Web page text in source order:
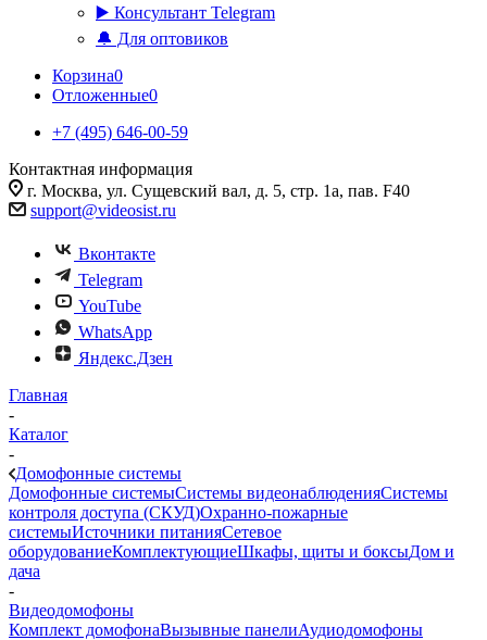
▶️ Консультант Telegram
🔔 Для оптовиков
Корзина0
Отложенные0
+7 (495) 646-00-59
Контактная информация
г. Москва, ул. Сущевский вал, д. 5, стр. 1а, пав. F40
support@videosist.ru
Вконтакте
Telegram
YouTube
WhatsApp
Яндекс.Дзен
Главная
-
Каталог
-
Домофонные системы
Домофонные системыСистемы видеонаблюденияСистемы
контроля доступа (СКУД)Охранно-пожарные
системыИсточники питанияСетевое
оборудованиеКомплектующиеШкафы, щиты и боксыДом и
дача
-
Видеодомофоны
Комплект домофонаВызывные панелиАудиодомофоны